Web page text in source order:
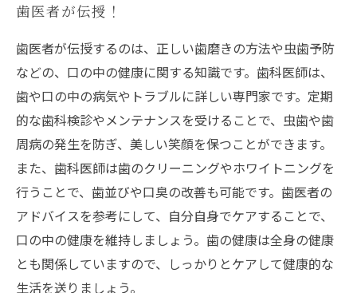
歯医者が伝授！
歯医者が伝授するのは、正しい歯磨きの方法や虫歯予防
などの、口の中の健康に関する知識です。歯科医師は、
歯や口の中の病気やトラブルに詳しい専門家です。定期
的な歯科検診やメンテナンスを受けることで、虫歯や歯
周病の発生を防ぎ、美しい笑顔を保つことができます。
また、歯科医師は歯のクリーニングやホワイトニングを
行うことで、歯並びや口臭の改善も可能です。歯医者の
アドバイスを参考にして、自分自身でケアすることで、
口の中の健康を維持しましょう。歯の健康は全身の健康
とも関係していますので、しっかりとケアして健康的な
生活を送りましょう。